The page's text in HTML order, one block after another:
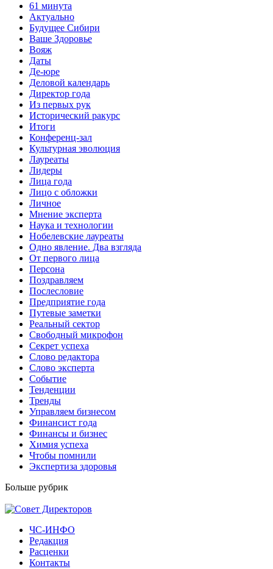
61 минута
Актуально
Будущее Сибири
Ваше Здоровье
Вояж
Даты
Де-юре
Деловой календарь
Директор года
Из первых рук
Исторический ракурс
Итоги
Конференц-зал
Культурная эволюция
Лауреаты
Лидеры
Лица года
Лицо с обложки
Личное
Мнение эксперта
Наука и технологии
Нобелевские лауреаты
Одно явление. Два взгляда
От первого лица
Персона
Поздравляем
Послесловие
Предприятие года
Путевые заметки
Реальный сектор
Свободный микрофон
Секрет успеха
Слово редактора
Слово эксперта
Событие
Тенденции
Тренды
Управляем бизнесом
Финансист года
Финансы и бизнес
Химия успеха
Чтобы помнили
Экспертиза здоровья
Больше рубрик
ЧС-ИНФО
Редакция
Расценки
Контакты